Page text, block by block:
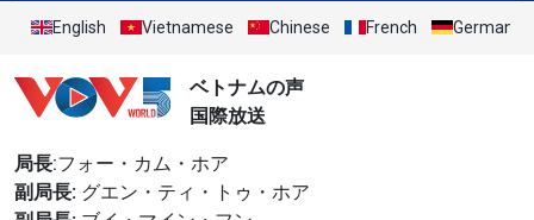
English Vietnamese Chinese French German
ベトナムの声
国際放送
局長:フォー・カム・ホア
副局長: グエン・ティ・トゥ・ホア